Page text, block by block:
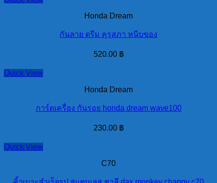
Honda Dream
กันลาย ดรีม คุรุสภา หนีบของ
520.00 ฿
Quick View
Honda Dream
การ์ดเครื่อง กันรอย honda dream wave100
230.00 ฿
Quick View
C70